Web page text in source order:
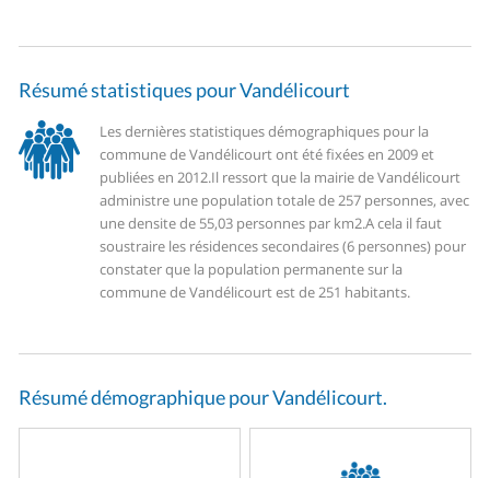
Résumé statistiques pour Vandélicourt
Les dernières statistiques démographiques pour la
commune de Vandélicourt ont été fixées en 2009 et
publiées en 2012.Il ressort que la mairie de Vandélicourt
administre une population totale de 257 personnes, avec
une densite de 55,03 personnes par km2.A cela il faut
soustraire les résidences secondaires (6 personnes) pour
constater que la population permanente sur la
commune de Vandélicourt est de 251 habitants.
Résumé démographique pour Vandélicourt.